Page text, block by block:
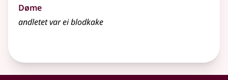
Døme
andletet var ei blodkake